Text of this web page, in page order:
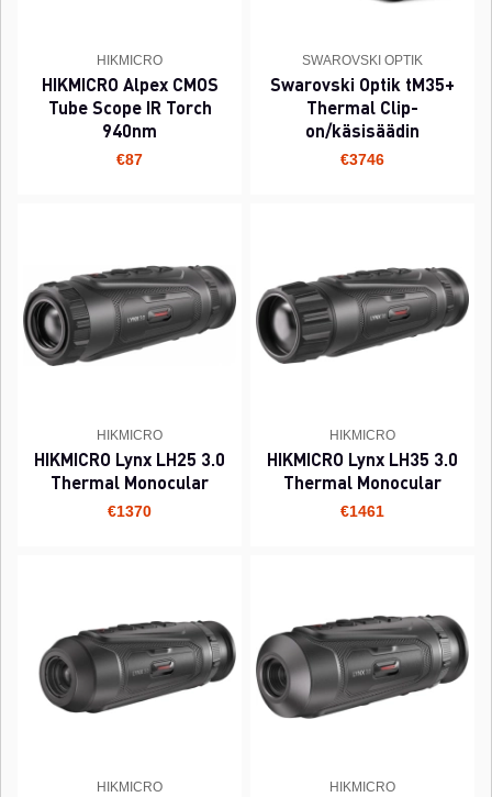
HIKMICRO
HIKMICRO Alpex CMOS
Tube Scope IR Torch
940nm
€87
SWAROVSKI OPTIK
Swarovski Optik tM35+
Thermal Clip-
on/käsisäädin
€3746
HIKMICRO
HIKMICRO Lynx LH25 3.0
Thermal Monocular
€1370
HIKMICRO
HIKMICRO Lynx LH35 3.0
Thermal Monocular
€1461
HIKMICRO HIKMICRO